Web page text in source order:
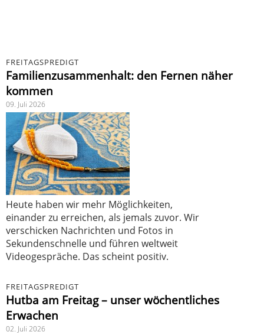
FREITAGSPREDIGT
Familienzusammenhalt: den Fernen näher
kommen
09. Juli 2026
Heute haben wir mehr Möglichkeiten,
einander zu erreichen, als jemals zuvor. Wir
verschicken Nachrichten und Fotos in
Sekundenschnelle und führen weltweit
Videogespräche. Das scheint positiv.
FREITAGSPREDIGT
Hutba am Freitag – unser wöchentliches
Erwachen
02. Juli 2026